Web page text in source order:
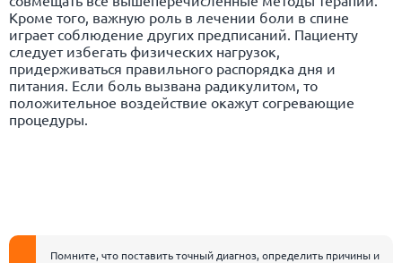
Кроме того, важную роль в лечении боли в спине
играет соблюдение других предписаний. Пациенту
следует избегать физических нагрузок,
придерживаться правильного распорядка дня и
питания. Если боль вызвана радикулитом, то
положительное воздействие окажут согревающие
процедуры.
Помните, что поставить точный диагноз, определить причины и